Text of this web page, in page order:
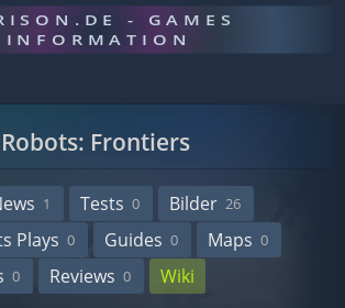
- GAMES
INFORMATION
Frontiers
1 Tests 0 Bilder 26
Plays 0 Guides 0 Maps 0
0 Reviews 0 Wiki